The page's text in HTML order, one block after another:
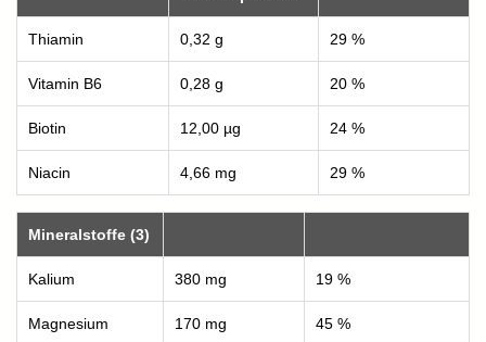
Thiamin 0,32 g 29 %
Vitamin B6 0,28 g 20 %
Biotin 12,00 µg 24 %
Niacin 4,66 mg 29 %
Mineralstoffe (3)
Kalium 380 mg 19 %
Magnesium 170 mg 45 %